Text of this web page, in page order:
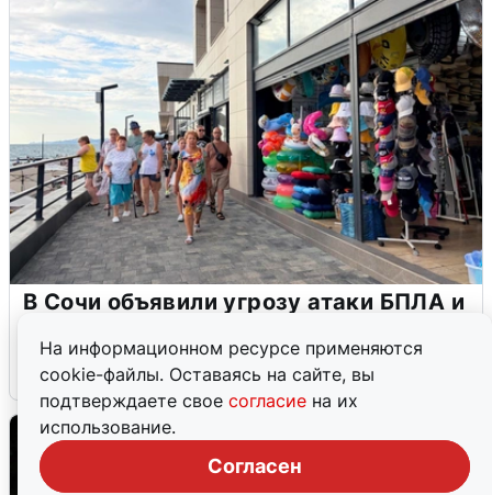
На информационном ресурсе применяются
cookie-файлы. Оставаясь на сайте, вы
подтверждаете свое согласие на их
использование.
Согласен
В Сочи объявили угрозу атаки БПЛА и
6 августа 0